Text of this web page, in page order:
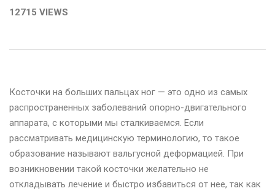
12715 VIEWS
Косточки на больших пальцах ног — это одно из самых
распространенных заболеваний опорно-двигательного
аппарата, с которыми мы сталкиваемся. Если
рассматривать медицинскую терминологию, то такое
образование называют вальгусной деформацией. При
возникновении такой косточки желательно не
откладывать лечение и быстро избавиться от нее, так как